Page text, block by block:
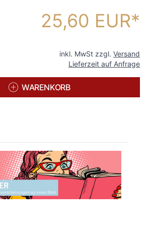
25,60 EUR
inkl. MwSt zzgl. Versand
Lieferzeit auf Anfrage
WARENKORB